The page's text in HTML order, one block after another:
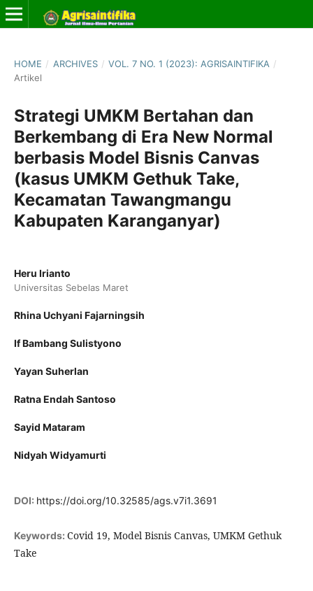
HOME / ARCHIVES / VOL. 7 NO. 1 (2023): AGRISAINTIFIKA /
Artikel
Strategi UMKM Bertahan dan
Berkembang di Era New Normal
berbasis Model Bisnis Canvas
(kasus UMKM Gethuk Take,
Kecamatan Tawangmangu
Kabupaten Karanganyar)
Heru Irianto
Universitas Sebelas Maret
Rhina Uchyani Fajarningsih
If Bambang Sulistyono
Yayan Suherlan
Ratna Endah Santoso
Sayid Mataram
Nidyah Widyamurti
DOI: https://doi.org/10.32585/ags.v7i1.3691
Keywords: Covid 19, Model Bisnis Canvas, UMKM Gethuk
Take